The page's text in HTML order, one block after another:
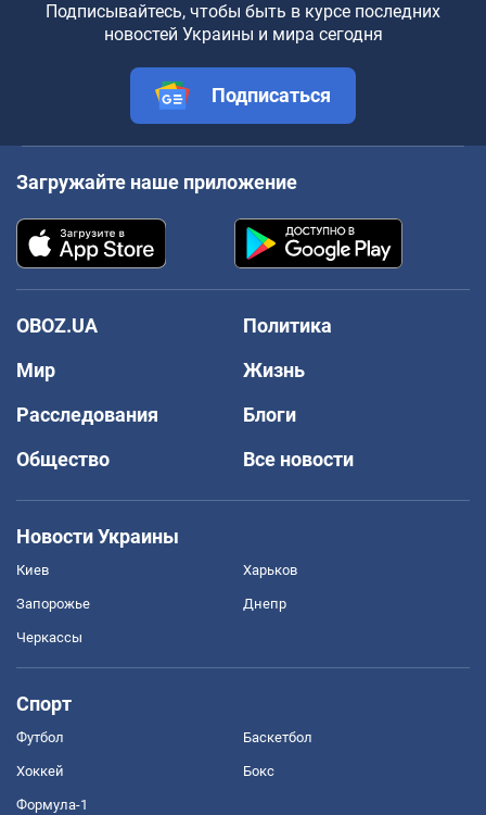
Подписывайтесь, чтобы быть в курсе последних
новостей Украины и мира сегодня
Подписаться
Загружайте наше приложение
OBOZ.UA
Политика
Мир
Жизнь
Расследования
Блоги
Общество
Все новости
Новости Украины
Киев Харьков
Запорожье Днепр
Черкассы
Спорт
Футбол Баскетбол
Хоккей Бокс
Формула-1